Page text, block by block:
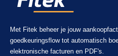
Met Fitek beheer je jouw
goedkeuringsflow tot automatisch
elektronische facturen en PDF's.